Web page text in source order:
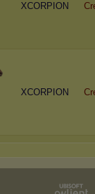
XCORPION
XCORPION